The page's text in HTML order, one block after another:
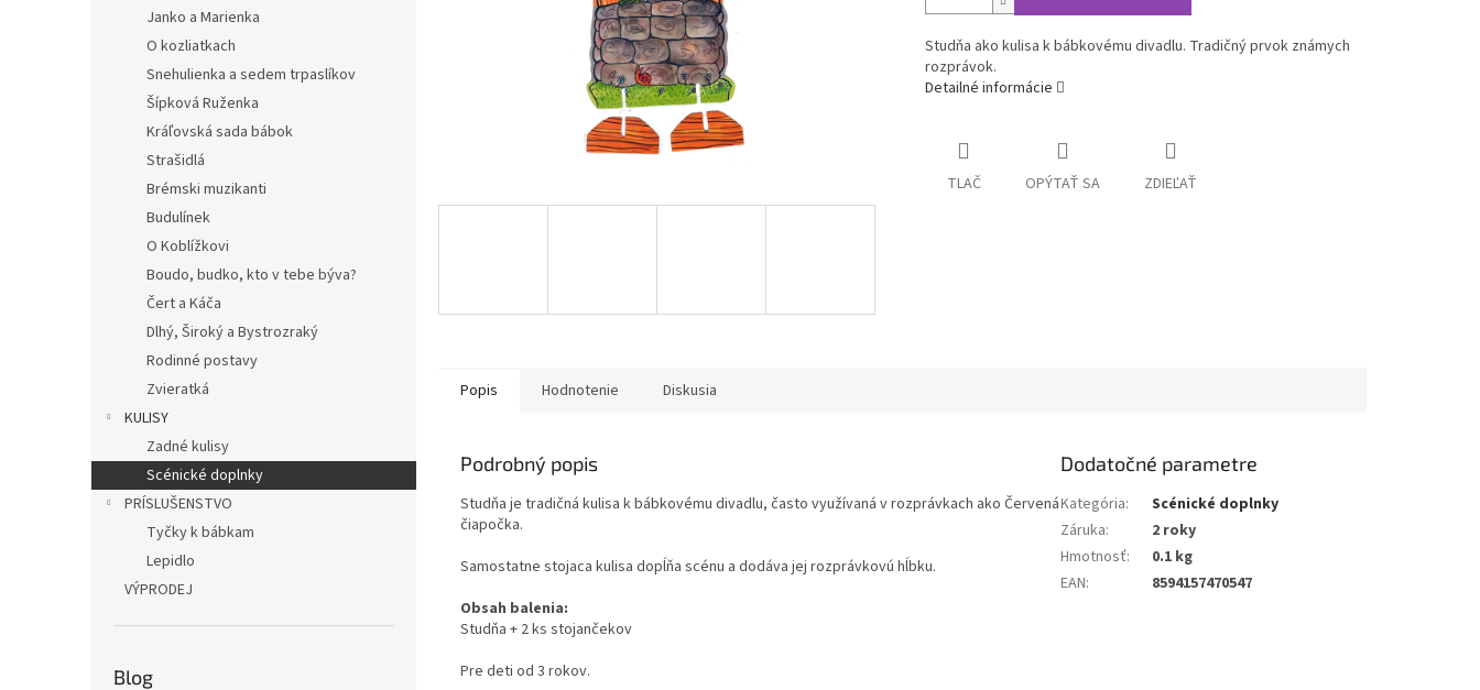
Janko a Marienka
O kozliatkach
Snehulienka a sedem trpaslíkov
Šípková Ruženka
Kráľovská sada bábok
Strašidlá
Brémski muzikanti
Budulínek
O Koblížkovi
Boudo, budko, kto v tebe býva?
Čert a Káča
Dlhý, Široký a Bystrozraký
Rodinné postavy
Zvieratká
KULISY
Zadné kulisy
Scénické doplnky
PRÍSLUŠENSTVO
Tyčky k bábkam
Lepidlo
VÝPRODEJ
Blog
Studňa ako kulisa k bábkovému divadlu. Tradičný prvok známych
rozprávok.
Detailné informácie
TLAČ OPÝTAŤ SA ZDIEĽAŤ
Popis Hodnotenie Diskusia
Podrobný popis
Studňa je tradičná kulisa k bábkovému divadlu, často využívaná v rozprávkach ako Červená
čiapočka.
Samostatne stojaca kulisa dopĺňa scénu a dodáva jej rozprávkovú hĺbku.
Obsah balenia:
Studňa + 2 ks stojančekov
Pre deti od 3 rokov.
Dodatočné parametre
Kategória:
Scénické doplnky
Záruka:
2 roky
Hmotnosť:
0.1 kg
EAN: 8594157470547